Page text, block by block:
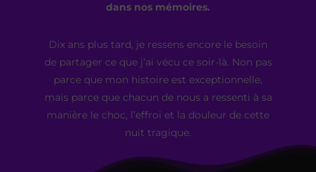
dans nos mémoires.
Dix ans plus tard, je ressens encore le besoin
de partager ce que j’ai vécu ce soir-là. Non pas
parce que mon histoire est exceptionnelle,
mais parce que chacun de nous a ressenti à sa
manière le choc, l’effroi et la douleur de cette
nuit tragique.